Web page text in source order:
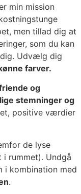
min mission
men tillad dig at
som du kan
Udvælg dig
farver.
og
stemninger og
positive værdier
de lyse
rummet). Undgå
i kombination med
.